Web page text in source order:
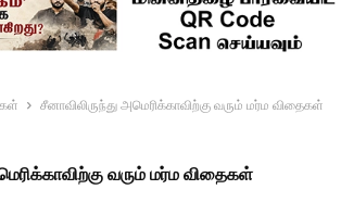
சீனாவிலிருந்து அமெரிக்காவிற்கு வரும் மர்ம விதைகள்
வரும் மர்ம விதைகள்